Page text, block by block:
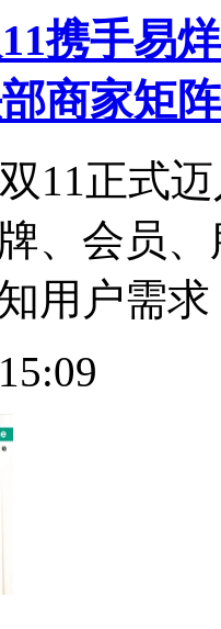
携手易
商家矩
11正式
、会员
用户需求